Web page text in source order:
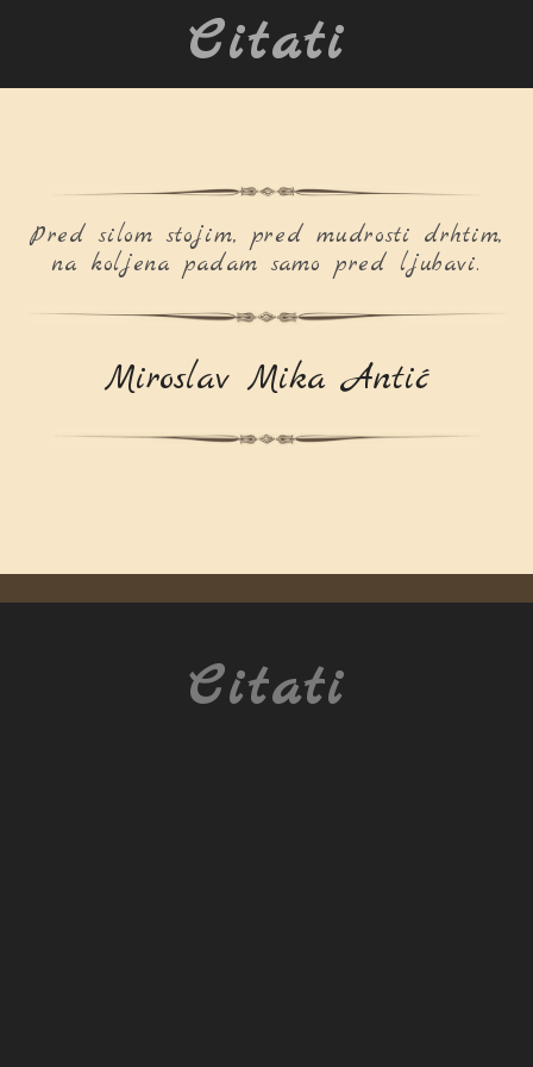
Citati
Pred silom stojim, pred mudrosti drhtim,
na koljena padam samo pred ljubavi.
Miroslav Mika Antić
Citati